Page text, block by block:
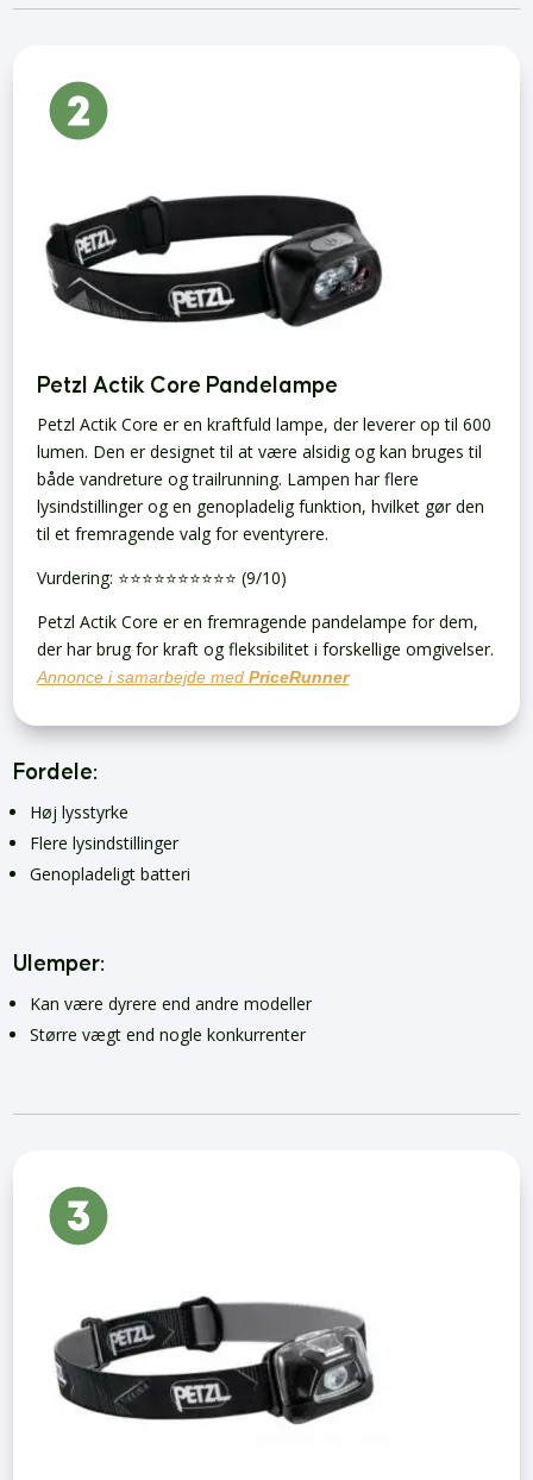
Petzl Actik Core Pandelampe
Petzl Actik Core er en kraftfuld lampe, der leverer op til 600
lumen. Den er designet til at være alsidig og kan bruges til
både vandreture og trailrunning. Lampen har flere
lysindstillinger og en genopladelig funktion, hvilket gør den
til et fremragende valg for eventyrere.
Vurdering: ⭐️⭐️⭐️⭐️⭐️⭐️⭐️⭐️⭐️⭐️ (9/10)
Petzl Actik Core er en fremragende pandelampe for dem,
der har brug for kraft og fleksibilitet i forskellige omgivelser.
Annonce i samarbejde medPriceRunner
Fordele:
Høj lysstyrke
Flere lysindstillinger
Genopladeligt batteri
Ulemper:
Kan være dyrere end andre modeller
Større vægt end nogle konkurrenter